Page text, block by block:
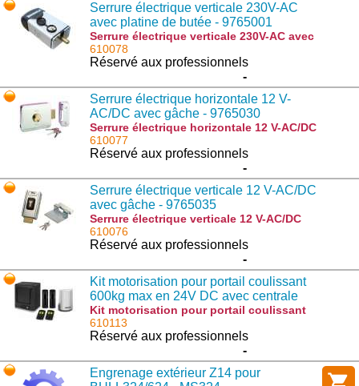
Serrure électrique verticale 230V-AC
avec platine de butée - 9765001
Serrure électrique verticale 230V-AC avec
platine de butée - 9765001 : E.LOCK
610078
Réservé aux professionnels
-
Serrure électrique horizontale 12 V-
AC/DC avec gâche - 9765030
Serrure électrique horizontale 12 V-AC/DC
avec gâche - 9765030 : DU.V90
610077
Réservé aux professionnels
-
Serrure électrique verticale 12 V-AC/DC
avec gâche - 9765035
Serrure électrique verticale 12 V-AC/DC
avec gâche - 9765035 : DU.V96
610076
Réservé aux professionnels
-
Kit motorisation pour portail coulissant
600kg max en 24V DC avec centrale
incorporée - 959007206
Kit motorisation pour portail coulissant
600kg max en 24V DC avec centrale
incorporée - 959007206 : KWOLF624
610113
Réservé aux professionnels
-
Engrenage extérieur Z14 pour